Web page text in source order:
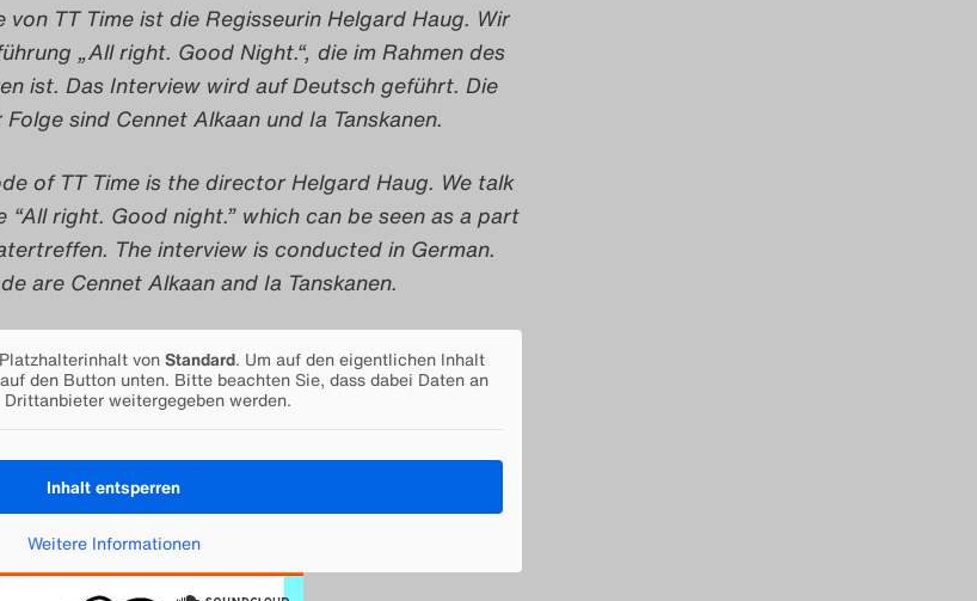
von TT Time ist die Regisseurin Helgard Haug. Wir
„All right. Good Night.“, die im Rahmen des
ist. Das Interview wird auf Deutsch geführt. Die
sind Cennet Alkaan und Ia Tanskanen.
of TT Time is the director Helgard Haug. We talk
right. Good night.” which can be seen as a part
The interview is conducted in German.
are Cennet Alkaan and Ia Tanskanen.
vonStandard. Um auf den eigentlichen Inhalt
den Button unten. Bitte beachten Sie, dass dabei Daten an
Drittanbieter weitergegeben werden.
Inhalt entsperren
Weitere Informationen